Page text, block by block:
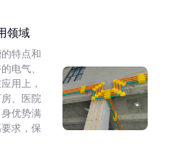
领域
特点和
电气、
用上，
、医院
优势满
求，保